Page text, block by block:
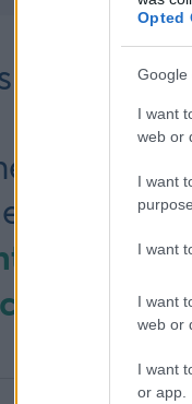
Opted
Google
I want
web or
I want
I want
I want
web or
I want
or app.
Bound! 👏
takes
final four